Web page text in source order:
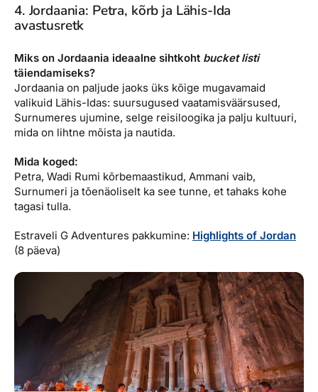
4. Jordaania: Petra, kõrb ja Lähis-Ida
avastusretk
Miks on Jordaania ideaalne sihtkoht bucket listi
täiendamiseks?
Jordaania on paljude jaoks üks kõige mugavamaid
valikuid Lähis-Idas: suursugused vaatamisväärsused,
Surnumeres ujumine, selge reisiloogika ja palju kultuuri,
mida on lihtne mõista ja nautida.
Mida koged:
Petra, Wadi Rumi kõrbemaastikud, Ammani vaib,
Surnumeri ja tõenäoliselt ka see tunne, et tahaks kohe
tagasi tulla.
Estraveli G Adventures pakkumine: Highlights of Jordan
(8 päeva)